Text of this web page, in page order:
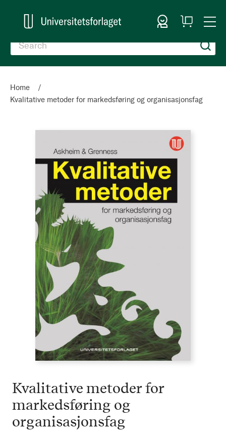
Sign In
My
Cart
Home
Kvalitative metoder for markedsføring og organisasjonsfag
Kvalitative metoder for
markedsføring og
organisasjonsfag